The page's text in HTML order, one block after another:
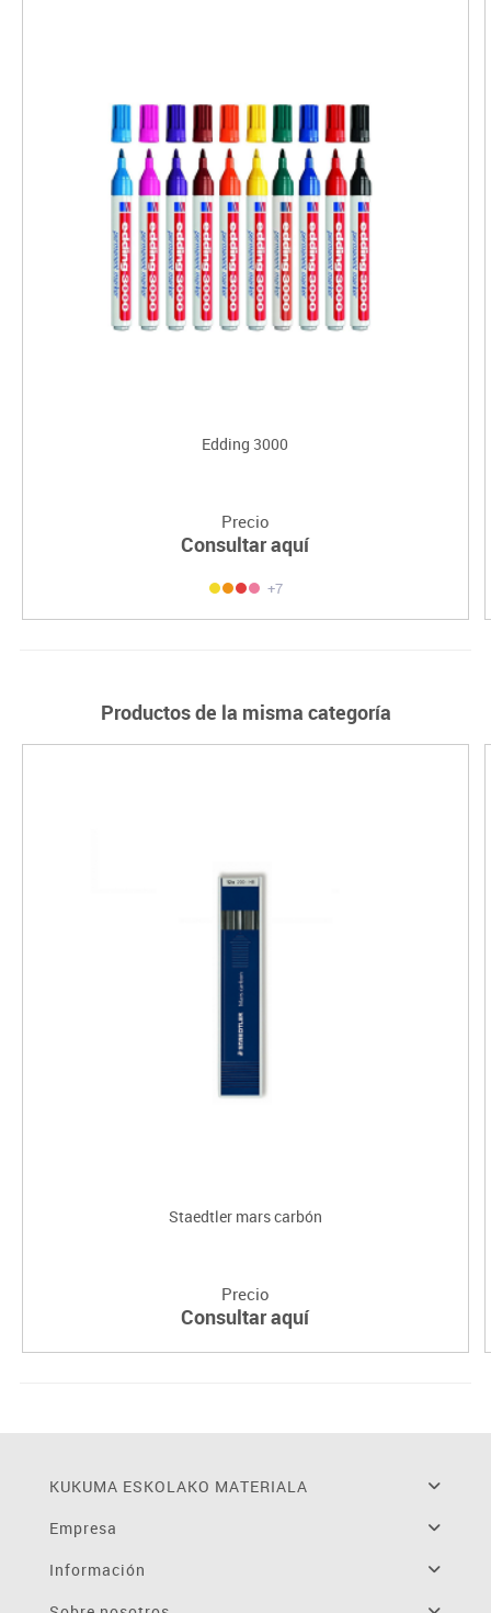
Edding 3000
Precio
Consultar aquí
+7
Productos de la misma categoría
Staedtler mars carbón
Precio
Consultar aquí
KUKUMA ESKOLAKO MATERIALA
Empresa
Información